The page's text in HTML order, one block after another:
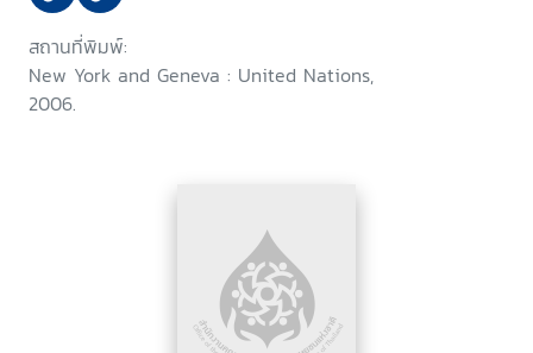
สถานที่พิมพ์:
New York and Geneva : United Nations,
2006.